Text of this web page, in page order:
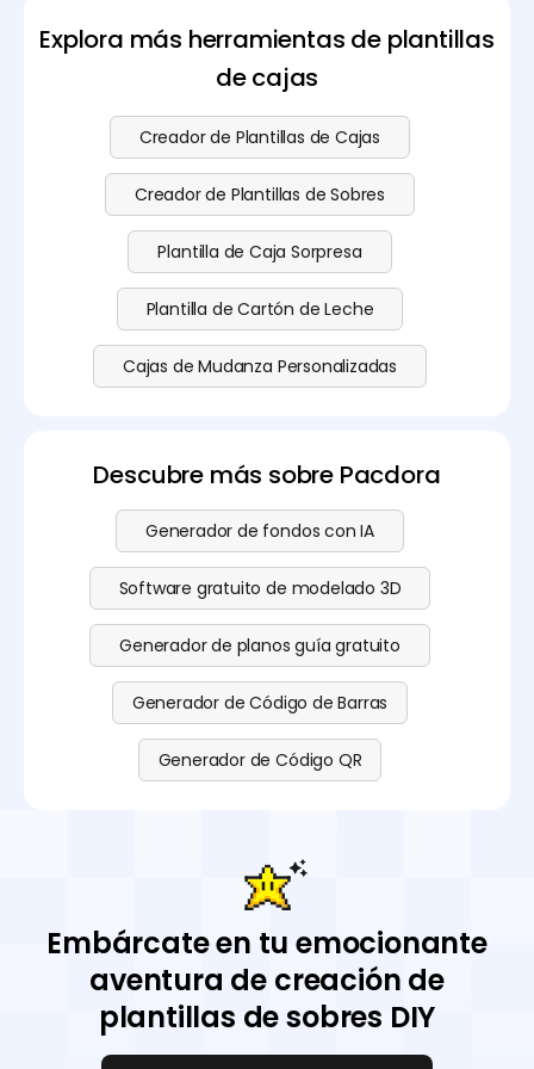
Explora más herramientas de plantillas
de cajas
Creador de Plantillas de Cajas
Creador de Plantillas de Sobres
Plantilla de Caja Sorpresa
Plantilla de Cartón de Leche
Cajas de Mudanza Personalizadas
Descubre más sobre Pacdora
Generador de fondos con IA
Software gratuito de modelado 3D
Generador de planos guía gratuito
Generador de Código de Barras
Generador de Código QR
Embárcate en tu emocionante
aventura de creación de
plantillas de sobres DIY